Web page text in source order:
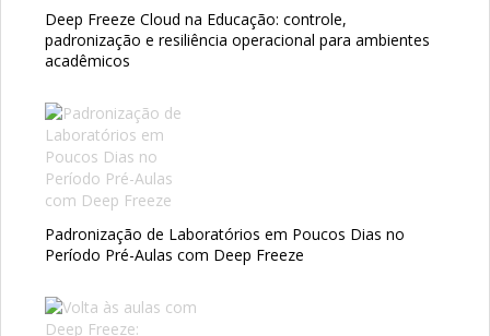
Deep Freeze Cloud na Educação: controle,
padronização e resiliência operacional para ambientes
acadêmicos
Padronização de Laboratórios em Poucos Dias no
Período Pré-Aulas com Deep Freeze